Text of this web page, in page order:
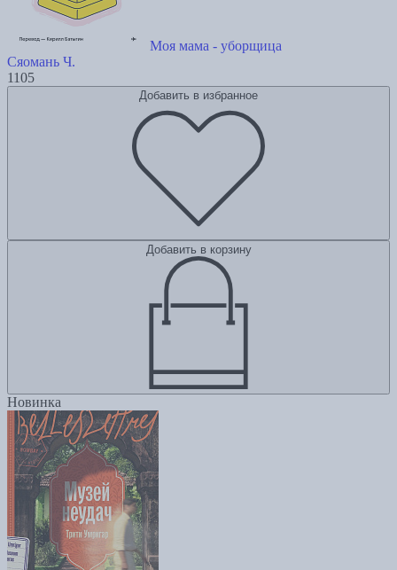
Моя мама - уборщица
Сяомань Ч.
1105
Добавить в избранное
Добавить в корзину
Новинка